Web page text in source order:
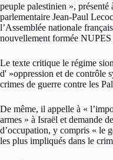
peuple palestinien »,
parlementaire Jean-Paul
l’Assemblée nationale
nouvellement formée NUPES
Le texte critique le régime
d' »oppression et de contrôle
crimes de guerre contre les
De même, il appelle à «
armes » à Israël et demande
d’occupation, y compris « le
les plus impliqués dans le